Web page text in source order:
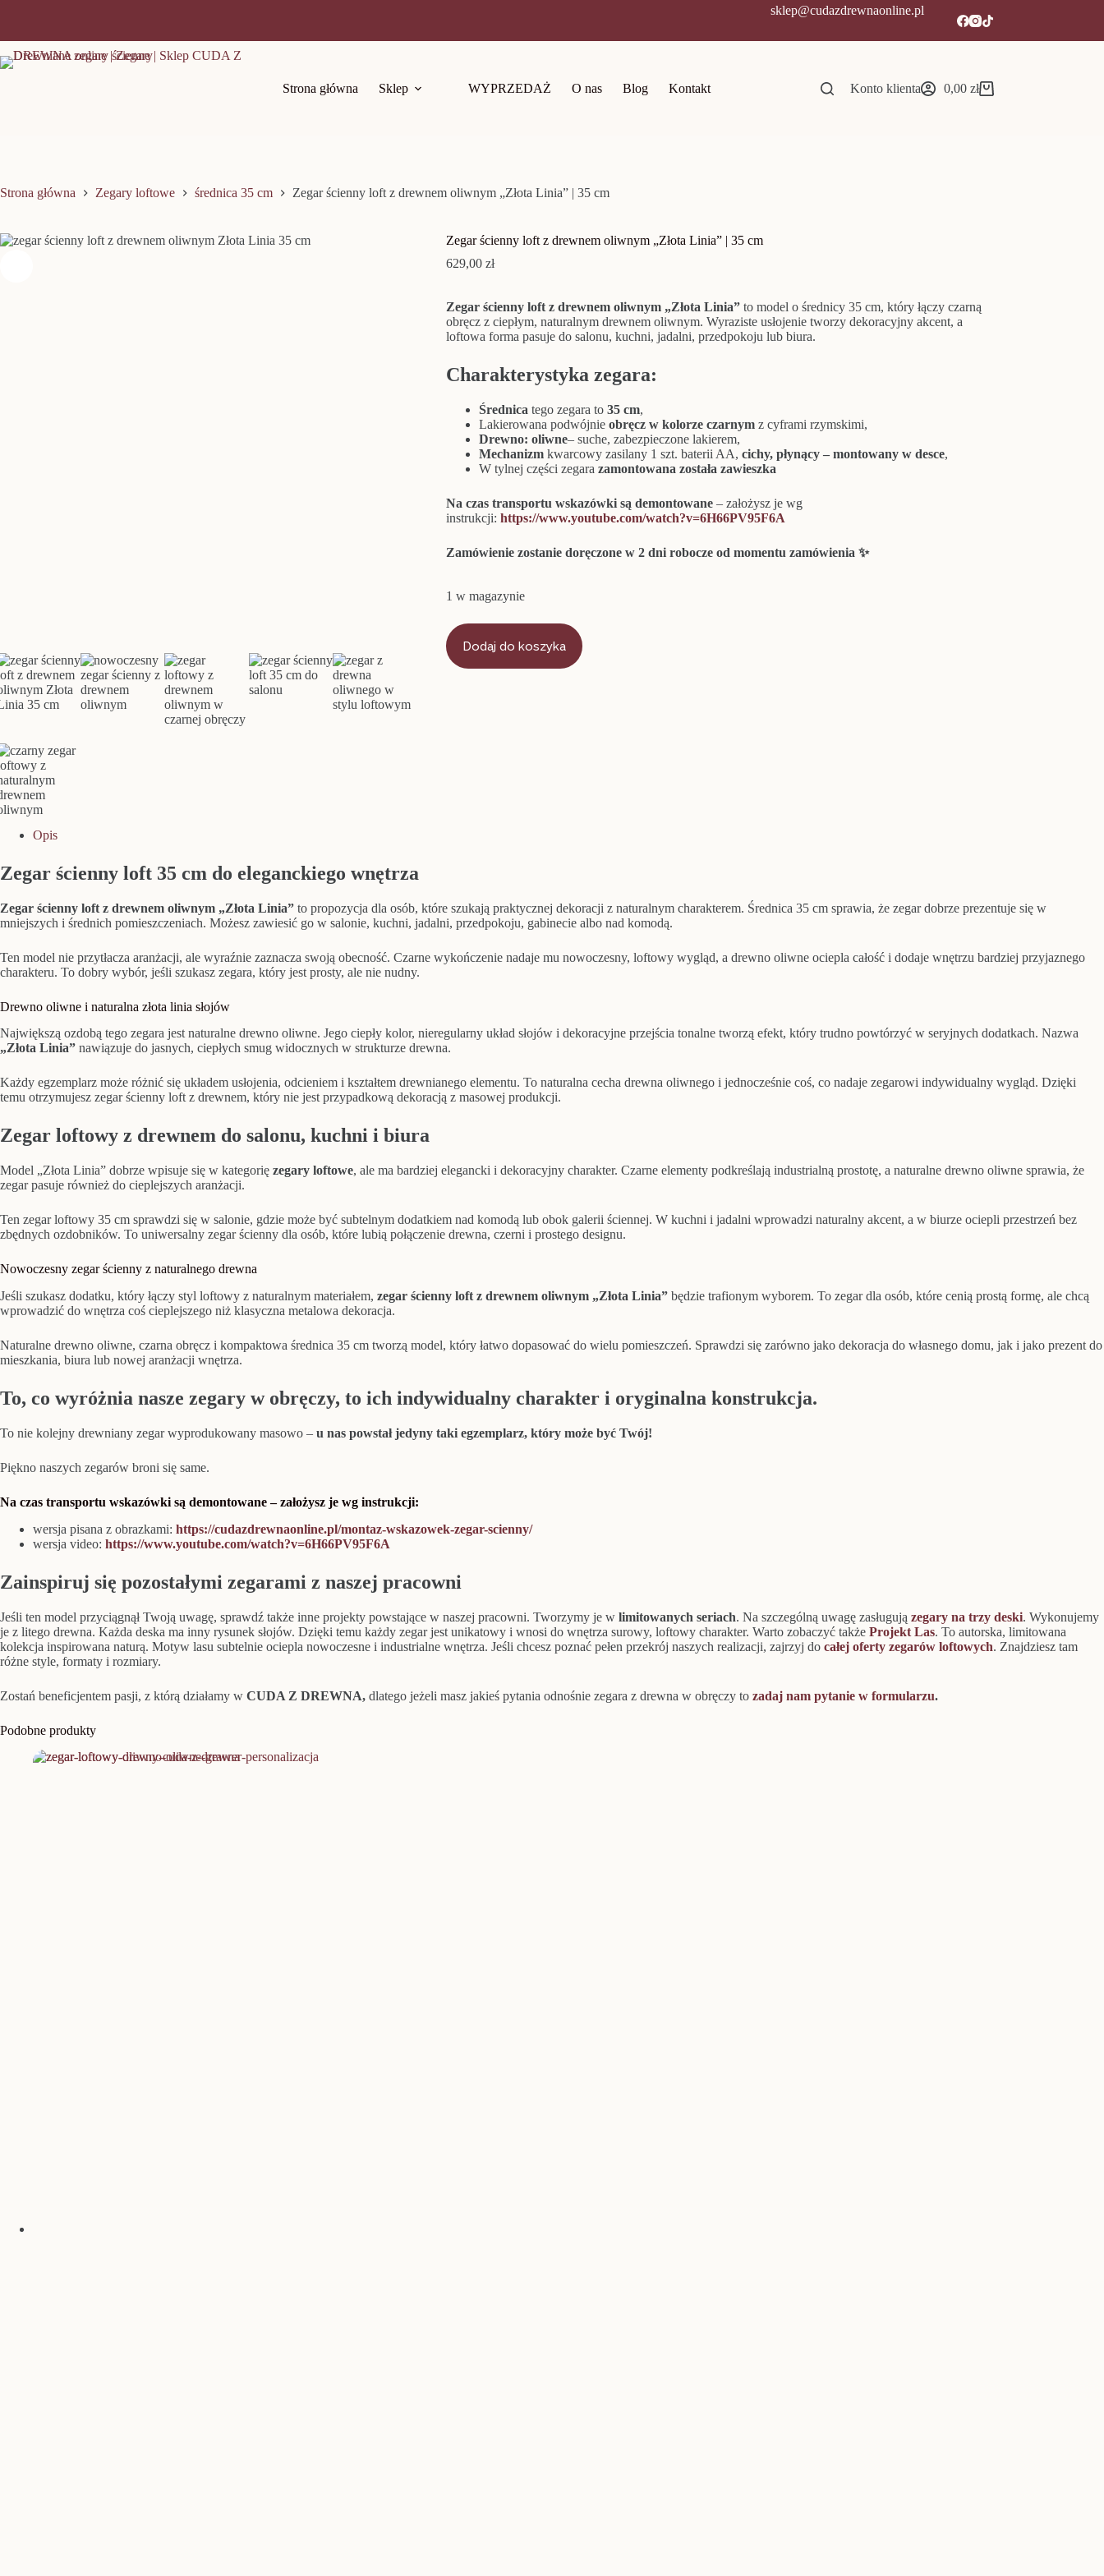
sklep@cudazdrewnaonline.pl
Strona główna Sklep WYPRZEDAŻ O nas Blog Kontakt Konto klienta Koszyk
0,00 zł
Strona główna Zegary loftowe średnica 35 cm Zegar ścienny loft z drewnem oliwnym „Złota Linia” | 35 cm
Zegar ścienny loft z drewnem oliwnym „Złota Linia” | 35 cm
629,00 zł
Zegar ścienny loft z drewnem oliwnym „Złota Linia”to model o średnicy 35 cm, który łączy czarną
obręcz z ciepłym, naturalnym drewnem oliwnym. Wyraziste usłojenie tworzy dekoracyjny akcent, a
loftowa forma pasuje do salonu, kuchni, jadalni, przedpokoju lub biura.
Charakterystyka zegara:
Średnica tego zegara to35 cm,
Lakierowana podwójnieobręcz w kolorze czarnymz cyframi rzymskimi,
Drewno: oliwne– suche, zabezpieczone lakierem,
Mechanizmkwarcowy zasilany 1 szt. baterii AA, cichy, płynący – montowany w desce,
W tylnej części zegara zamontowana została zawieszka
Na czas transportu wskazówki są demontowane – założysz je wg
instrukcji: https://www.youtube.com/watch?v=6H66PV95F6A
Zamówienie zostanie doręczone w 2 dni robocze od momentu zamówienia ✨
1 w magazynie
ilość
Zegar
ścienny
loft
Dodaj do koszyka
Opis
Zegar ścienny loft 35 cm do eleganckiego wnętrza
Zegar ścienny loft z drewnem oliwnym „Złota Linia” to propozycja dla osób, które szukają praktycznej dekoracji z naturalnym charakterem. Średnica 35 cm sprawia, że zegar dobrze prezentuje się w
mniejszych i średnich pomieszczeniach. Możesz zawiesić go w salonie, kuchni, jadalni, przedpokoju, gabinecie albo nad komodą.
Ten model nie przytłacza aranżacji, ale wyraźnie zaznacza swoją obecność. Czarne wykończenie nadaje mu nowoczesny, loftowy wygląd, a drewno oliwne ociepla całość i dodaje wnętrzu bardziej przyjaznego
charakteru. To dobry wybór, jeśli szukasz zegara, który jest prosty, ale nie nudny.
Drewno oliwne i naturalna złota linia słojów
Największą ozdobą tego zegara jest naturalne drewno oliwne. Jego ciepły kolor, nieregularny układ słojów i dekoracyjne przejścia tonalne tworzą efekt, który trudno powtórzyć w seryjnych dodatkach. Nazwa
„Złota Linia” nawiązuje do jasnych, ciepłych smug widocznych w strukturze drewna.
Każdy egzemplarz może różnić się układem usłojenia, odcieniem i kształtem drewnianego elementu. To naturalna cecha drewna oliwnego i jednocześnie coś, co nadaje zegarowi indywidualny wygląd. Dzięki
temu otrzymujesz zegar ścienny loft z drewnem, który nie jest przypadkową dekoracją z masowej produkcji.
Zegar loftowy z drewnem do salonu, kuchni i biura
Model „Złota Linia” dobrze wpisuje się w kategorię zegary loftowe, ale ma bardziej elegancki i dekoracyjny charakter. Czarne elementy podkreślają industrialną prostotę, a naturalne drewno oliwne sprawia, że
zegar pasuje również do cieplejszych aranżacji.
Ten zegar loftowy 35 cm sprawdzi się w salonie, gdzie może być subtelnym dodatkiem nad komodą lub obok galerii ściennej. W kuchni i jadalni wprowadzi naturalny akcent, a w biurze ociepli przestrzeń bez
zbędnych ozdobników. To uniwersalny zegar ścienny dla osób, które lubią połączenie drewna, czerni i prostego designu.
Nowoczesny zegar ścienny z naturalnego drewna
Jeśli szukasz dodatku, który łączy styl loftowy z naturalnym materiałem, zegar ścienny loft z drewnem oliwnym „Złota Linia” będzie trafionym wyborem. To zegar dla osób, które cenią prostą formę, ale chcą
wprowadzić do wnętrza coś cieplejszego niż klasyczna metalowa dekoracja.
Naturalne drewno oliwne, czarna obręcz i kompaktowa średnica 35 cm tworzą model, który łatwo dopasować do wielu pomieszczeń. Sprawdzi się zarówno jako dekoracja do własnego domu, jak i jako prezent do
mieszkania, biura lub nowej aranżacji wnętrza.
To, co wyróżnia nasze zegary w obręczy, to ich indywidualny charakter i oryginalna konstrukcja.
To nie kolejny drewniany zegar wyprodukowany masowo – u nas powstał jedyny taki egzemplarz, który może być Twój!
Piękno naszych zegarów broni się same.
Na czas transportu wskazówki są demontowane – założysz je wg instrukcji:
wersja pisana z obrazkami: https://cudazdrewnaonline.pl/montaz-wskazowek-zegar-scienny/
wersja video: https://www.youtube.com/watch?v=6H66PV95F6A
Zainspiruj się pozostałymi zegarami z naszej pracowni
Jeśli ten model przyciągnął Twoją uwagę, sprawdź także inne projekty powstające w naszej pracowni. Tworzymy je w limitowanych seriach. Na szczególną uwagę zasługują zegary na trzy deski. Wykonujemy
je z litego drewna. Każda deska ma inny rysunek słojów. Dzięki temu każdy zegar jest unikatowy i wnosi do wnętrza surowy, loftowy charakter. Warto zobaczyć także Projekt Las. To autorska, limitowana
kolekcja inspirowana naturą. Motyw lasu subtelnie ociepla nowoczesne i industrialne wnętrza. Jeśli chcesz poznać pełen przekrój naszych realizacji, zajrzyj do całej oferty zegarów loftowych. Znajdziesz tam
różne style, formaty i rozmiary.
Zostań beneficjentem pasji, z którą działamy w CUDA Z DREWNA, dlatego jeżeli masz jakieś pytania odnośnie zegara z drewna w obręczy to zadaj nam pytanie w formularzu.
Podobne produkty